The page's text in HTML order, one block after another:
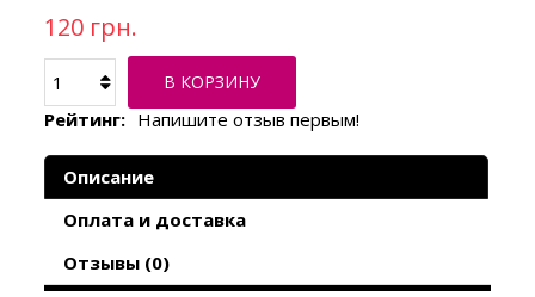
120 грн.
В КОРЗИНУ
Рейтинг: Напишите отзыв первым!
Описание
Оплата и доставка
Отзывы (0)